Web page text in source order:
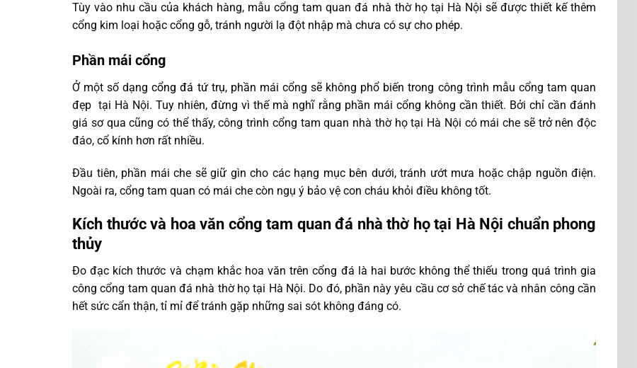
Tùy vào nhu cầu của khách hàng, mẫu cổng tam quan đá nhà thờ họ tại Hà Nội sẽ được thiết kế thêm
cổng kim loại hoặc cổng gỗ, tránh người lạ đột nhập mà chưa có sự cho phép.
Phần mái cổng
Ở một số dạngcổng đá tứ trụ, phần mái cổng sẽ không phổ biến trong công trình mẫu cổng tam quan
đẹp tại Hà Nội. Tuy nhiên, đừng vì thế mà nghĩ rằng phần mái cổng không cần thiết. Bởi chỉ cần đánh
giá sơ qua cũng có thể thấy, công trình cổng tam quan nhà thờ họ tại Hà Nội có mái che sẽ trở nên độc
đáo, cổ kính hơn rất nhiều.
Đầu tiên, phần mái che sẽ giữ gìn cho các hạng mục bên dưới, tránh ướt mưa hoặc chập nguồn điện.
Ngoài ra, cổng tam quan có mái che còn ngụ ý bảo vệ con cháu khỏi điều không tốt.
Kích thước và hoa văn cổng tam quan đá nhà thờ họ tại Hà Nội chuẩn phong
thủy
Đo đạc kích thước và chạm khắc hoa văn trên cổng đá là hai bước không thể thiếu trong quá trình gia
công cổng tam quan đá nhà thờ họ tại Hà Nội. Do đó, phần này yêu cầu cơ sở chế tác và nhân công cần
hết sức cẩn thận, tỉ mỉ để tránh gặp những sai sót không đáng có.